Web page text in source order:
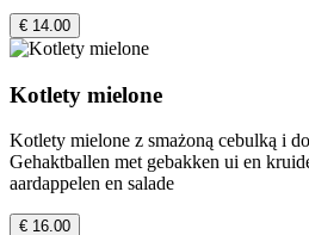
€ 14.00
Kotlety mielone
Kotlety mielone z smażoną cebulką i
Gehaktballen met gebakken ui en
aardappelen en salade
€ 16.00